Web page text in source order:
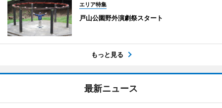
エリア特集
戸山公園野外演劇祭スタート
もっと見る
最新ニュース